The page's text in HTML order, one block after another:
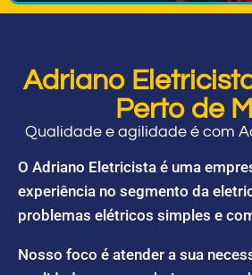
Adriano
Perto de
Qualidade e agilidade é com
O Adriano Eletricista é uma
experiência no segmento da
problemas elétricos simples e
Nosso foco é atender a sua